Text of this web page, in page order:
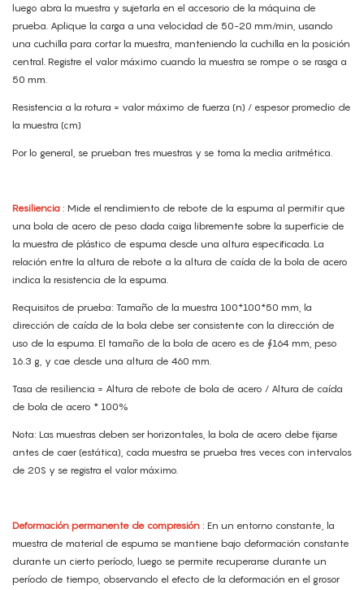
luego abra la muestra y sujetarla en el accesorio de la máquina de
prueba. Aplique la carga a una velocidad de 50-20 mm/min, usando
una cuchilla para cortar la muestra, manteniendo la cuchilla en la posición
central. Registre el valor máximo cuando la muestra se rompe o se rasga a
50 mm.
Resistencia a la rotura = valor máximo de fuerza (n) / espesor promedio de
la muestra (cm)
Por lo general, se prueban tres muestras y se toma la media aritmética.
Resiliencia : Mide el rendimiento de rebote de la espuma al permitir que
una bola de acero de peso dada caiga libremente sobre la superficie de
la muestra de plástico de espuma desde una altura especificada. La
relación entre la altura de rebote a la altura de caída de la bola de acero
indica la resistencia de la espuma.
Requisitos de prueba: Tamaño de la muestra 100*100*50 mm, la
dirección de caída de la bola debe ser consistente con la dirección de
uso de la espuma. El tamaño de la bola de acero es de ∮164 mm, peso
16.3 g, y cae desde una altura de 460 mm.
Tasa de resiliencia = Altura de rebote de bola de acero / Altura de caída
de bola de acero * 100%
Nota: Las muestras deben ser horizontales, la bola de acero debe fijarse
antes de caer (estática), cada muestra se prueba tres veces con intervalos
de 20S y se registra el valor máximo.
Deformación permanente de compresión : En un entorno constante, la
muestra de material de espuma se mantiene bajo deformación constante
durante un cierto período, luego se permite recuperarse durante un
período de tiempo, observando el efecto de la deformación en el grosor